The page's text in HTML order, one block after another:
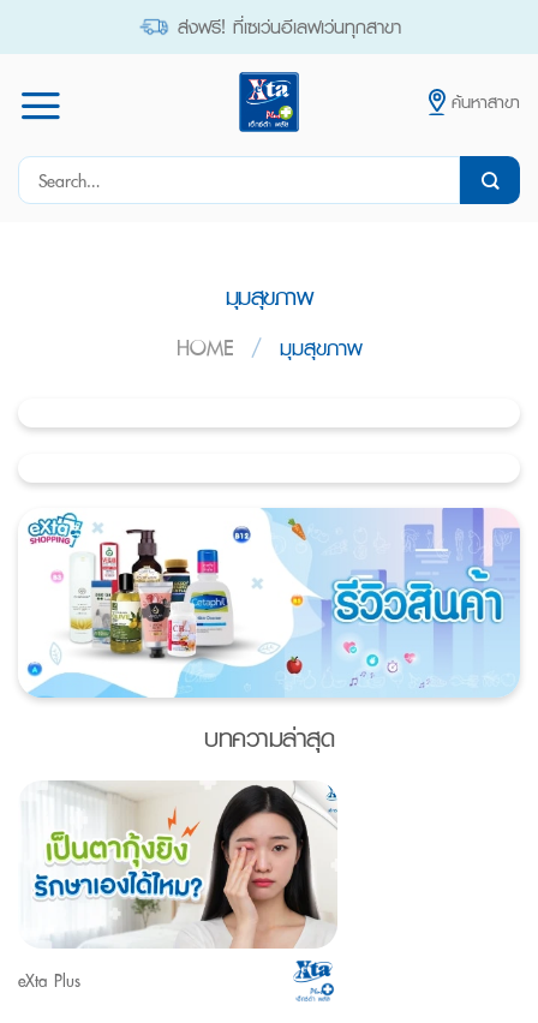
ส่งฟรี! ที่เซเว่นอีเลฟเว่นทุกสาขา
ค้นหาสาขา
Search
มุมสุขภาพ
HOME / มุมสุขภาพ
บทความล่าสุด
eXta Plus